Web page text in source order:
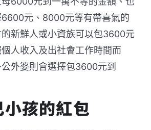
元、8000元等有帶喜氣的
新鮮人或小資族可以包3600元
人收入及出社會工作時間而
外婆則會選擇包3600元到
孩的紅包